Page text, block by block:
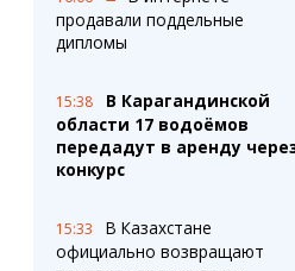
продавали поддельные
дипломы
15:38
В Карагандинской
области 17 водоёмов
передадут в аренду
конкурс
15:33
В Казахстане
официально возвращают